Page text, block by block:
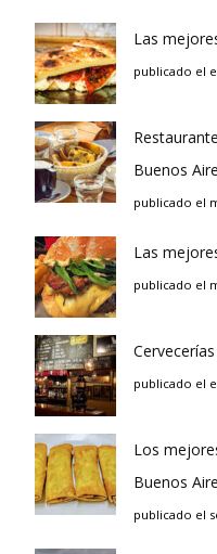
Las
publicado el
Buenos
publicado el
Las
publicado el
publicado el
Los
Buenos
publicado el